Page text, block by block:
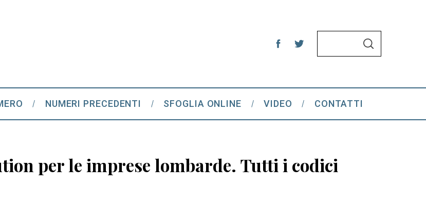
h
f
S
NUMERI PRECEDENTI SFOGLIA ONLINE VIDEO CONTATTI
per le imprese lombarde. Tutti i codici